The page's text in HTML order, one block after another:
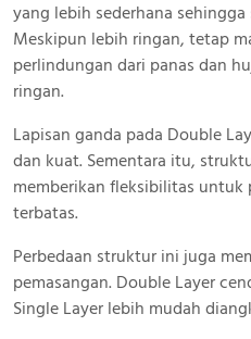
yang lebih sederhana
Meskipun lebih ringan, tetap
perlindungan dari panas dan
ringan.
Lapisan ganda pada Double
dan kuat. Sementara itu,
memberikan fleksibilitas untuk
terbatas.
Perbedaan struktur ini juga
pemasangan. Double Layer
Single Layer lebih mudah